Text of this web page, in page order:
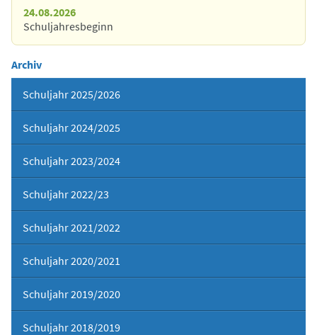
24.08.2026
Schuljahresbeginn
Archiv
Schuljahr 2025/2026
Schuljahr 2024/2025
Schuljahr 2023/2024
Schuljahr 2022/23
Schuljahr 2021/2022
Schuljahr 2020/2021
Schuljahr 2019/2020
Schuljahr 2018/2019